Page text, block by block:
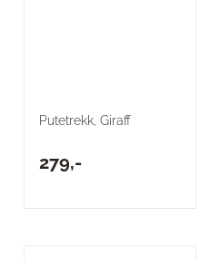
Putetrekk, Giraff
279,-